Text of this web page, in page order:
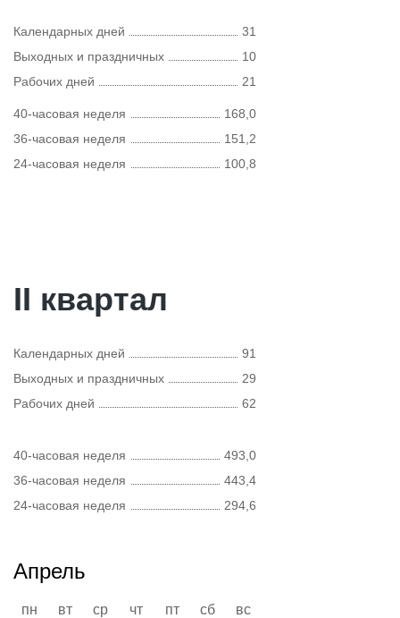
Календарных дней
31
Выходных и праздничных
10
Рабочих дней
21
40-часовая неделя
168,0
36-часовая неделя
151,2
24-часовая неделя
100,8
II квартал
Календарных дней
91
Выходных и праздничных
29
Рабочих дней
62
40-часовая неделя
493,0
36-часовая неделя
443,4
24-часовая неделя
294,6
Апрель
пн вт ср чт пт сб
вс